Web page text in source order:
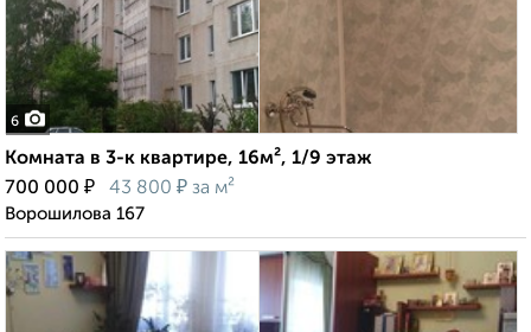
6
Комната в 3-к квартире, 16м², 1/9 этаж
700 000 ₽ 43 800 ₽ за м²
Ворошилова 167